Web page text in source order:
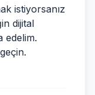
istiyorsanız
dijital
edelim.